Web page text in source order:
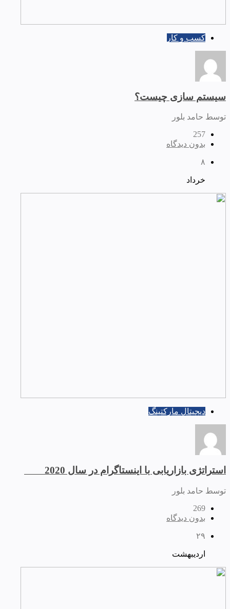
کسب و کار
سیستم سازی چیست؟
توسط حامد بلور
257
بدون دیدگاه
۸
خرداد
دیجیتال مارکتینگ
استراتژی بازاریابی با اینستاگرام در سال 2020
توسط حامد بلور
269
بدون دیدگاه
۲۹
اردیبهشت